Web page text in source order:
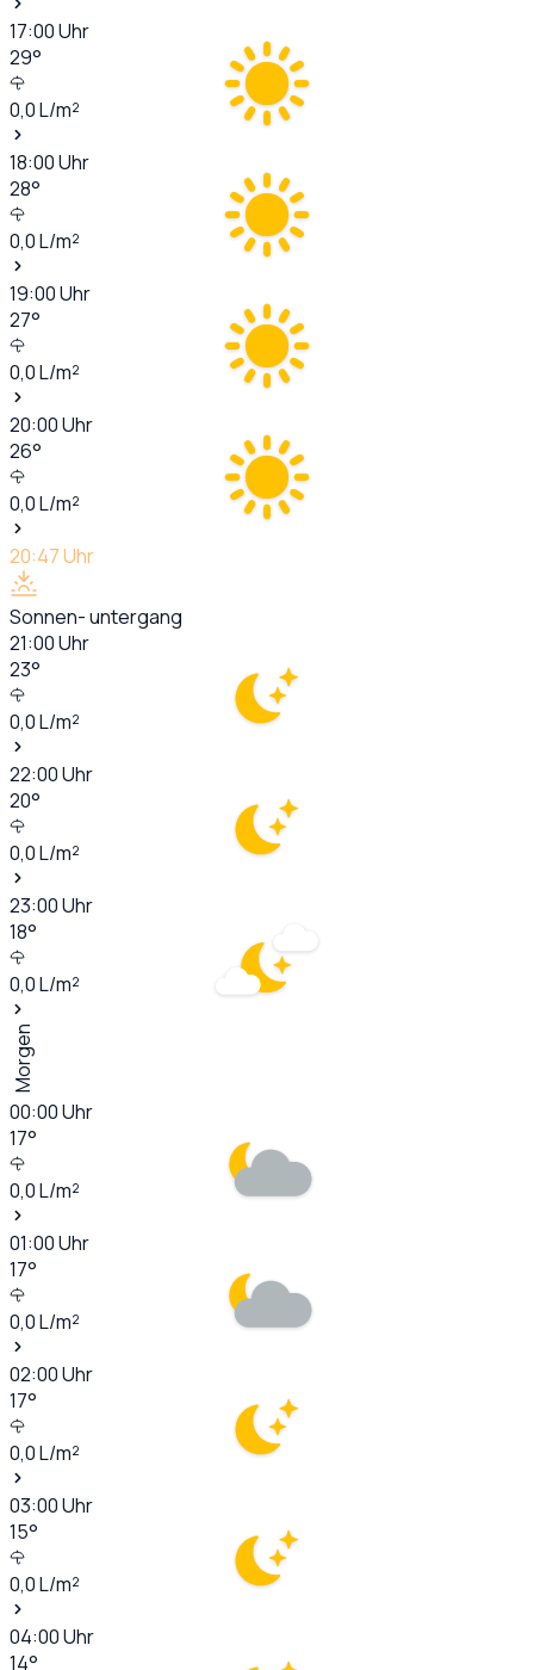
17:00Uhr
29°
0,0L/m²
18:00Uhr
28°
0,0L/m²
19:00Uhr
27°
0,0L/m²
20:00Uhr
26°
0,0L/m²
20:47Uhr
Sonnen- untergang
21:00Uhr
23°
0,0L/m²
22:00Uhr
20°
0,0L/m²
23:00Uhr
18°
0,0L/m²
Morgen
00:00Uhr
17°
0,0L/m²
01:00Uhr
17°
0,0L/m²
02:00Uhr
17°
0,0L/m²
03:00Uhr
15°
0,0L/m²
04:00Uhr
14°